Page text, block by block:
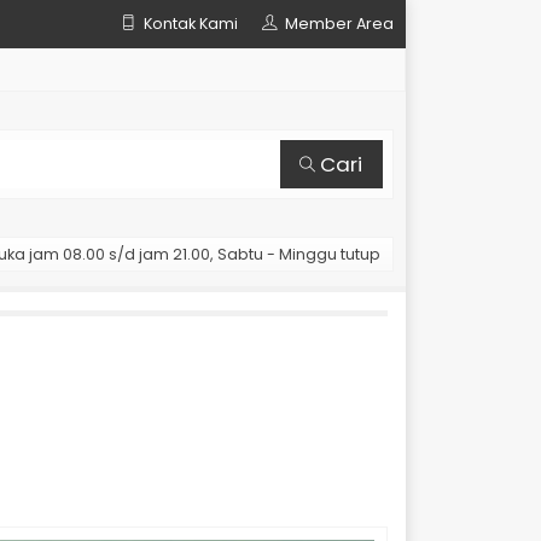
Kontak Kami Member Area
Cari
jam 08.00 s/d jam 21.00, Sabtu - Minggu tutup